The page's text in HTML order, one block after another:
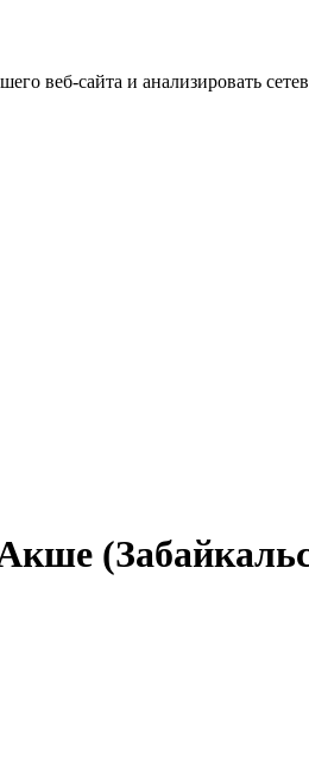
веб-сайта и анализировать